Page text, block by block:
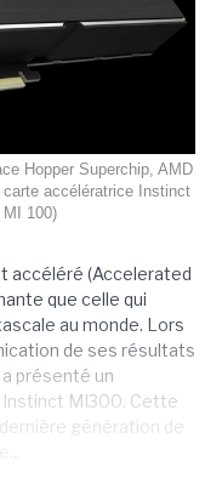
Hopper Superchip, AMD
accélératrice Instinct
MI 100)
accéléré (Accelerated
que celle qui
au monde. Lors
de ses résultats
présenté un
Instinct MI300. Cette
génération de